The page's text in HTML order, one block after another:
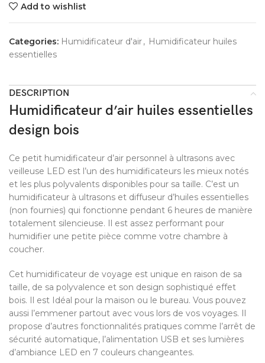
Add to wishlist
Categories: Humidificateur d'air, Humidificateur huiles
essentielles
DESCRIPTION
Humidificateur d’air huiles essentielles
design bois
Ce petit humidificateur d’air personnel à ultrasons avec
veilleuse LED est l’un des humidificateurs les mieux notés
et les plus polyvalents disponibles pour sa taille. C’est un
humidificateur à ultrasons et diffuseur d’huiles essentielles
(non fournies) qui fonctionne pendant 6 heures de manière
totalement silencieuse. Il est assez performant pour
humidifier une petite pièce comme votre chambre à
coucher.
Cet humidificateur de voyage est unique en raison de sa
taille, de sa polyvalence et son design sophistiqué effet
bois. Il est Idéal pour la maison ou le bureau. Vous pouvez
aussi l’emmener partout avec vous lors de vos voyages. Il
propose d’autres fonctionnalités pratiques comme l’arrêt de
sécurité automatique, l’alimentation USB et ses lumières
d’ambiance LED en 7 couleurs changeantes.